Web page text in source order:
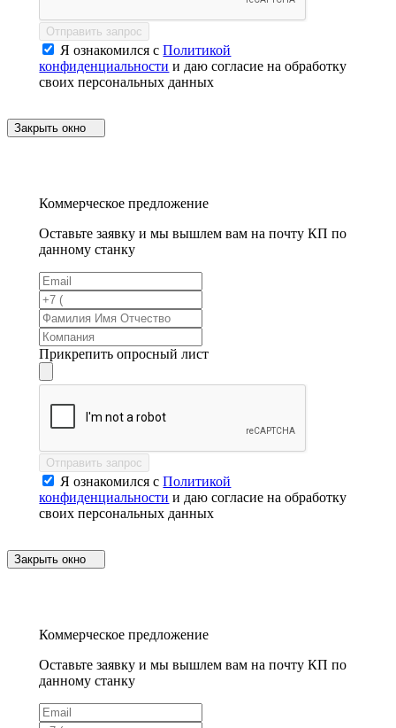
Отправить запрос
Я ознакомился сПолитикой
конфиденциальности и даю согласие на обработку
своих персональных данных
Закрыть окно
Коммерческое предложение
Оставьте заявку и мы вышлем вам на почту КП по
данному станку
Прикрепить опросный лист
Отправить запрос
Я ознакомился сПолитикой
конфиденциальности и даю согласие на обработку
своих персональных данных
Закрыть окно
Коммерческое предложение
Оставьте заявку и мы вышлем вам на почту КП по
данному станку